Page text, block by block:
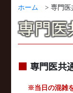
ホーム > 専門医
専門医
専門医共
※当日の混雑